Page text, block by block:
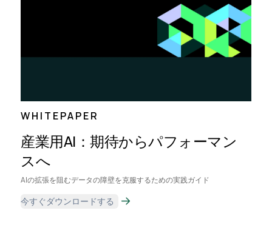
WHITEPAPER
産業用AI：期待からパフォーマン
スへ
AIの拡張を阻むデータの障壁を克服するための実践ガイド
今すぐダウンロードする